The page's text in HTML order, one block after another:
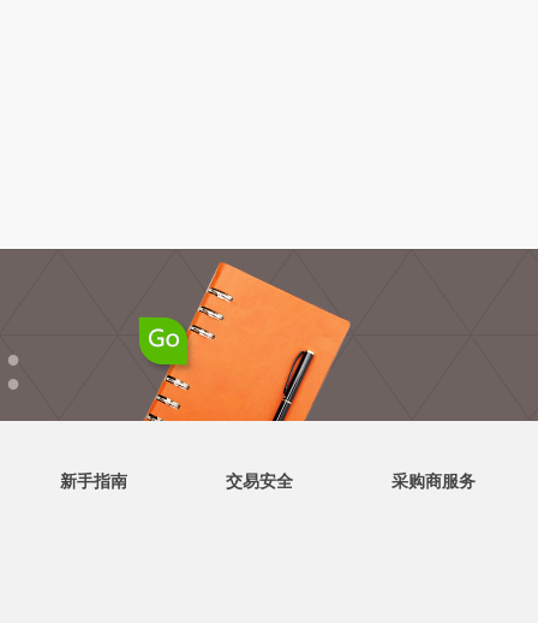
●
●
新手指南 交易安全 采购商服务